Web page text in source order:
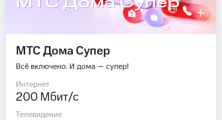
МТС Дома Супер
Всё включено. И дома — супер!
Интернет
200 Мбит/с
Телевидение